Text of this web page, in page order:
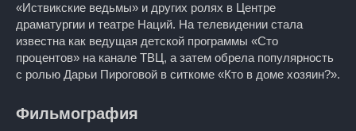
«Иствикские ведьмы» и других ролях в Центре
драматургии и театре Наций. На телевидении стала
известна как ведущая детской программы «Сто
процентов» на канале ТВЦ, а затем обрела популярность
с ролью Дарьи Пироговой в ситкоме «Кто в доме хозяин?».
Фильмография